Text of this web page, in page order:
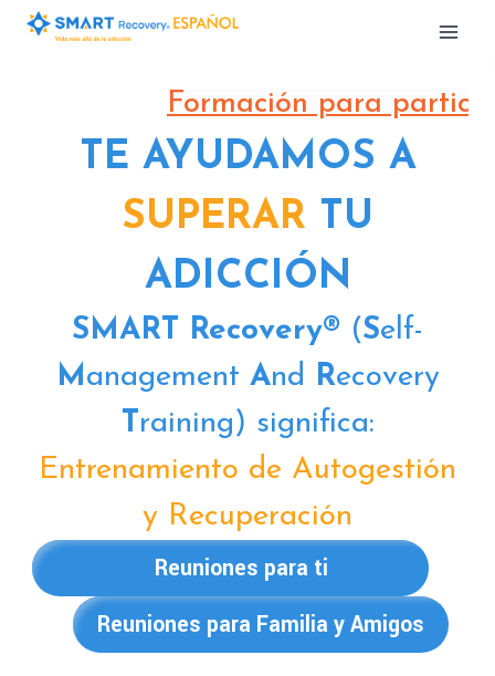
Saltar
Formación para
TE AYUDAMOS A
SUPERAR TU
ADICCIÓN
SMART Recovery® (Self-
Management And Recovery
T raining) significa:
Entrenamiento de Autogestión
y Recuperación
Reuniones para ti
Reuniones para Familia y Amigos